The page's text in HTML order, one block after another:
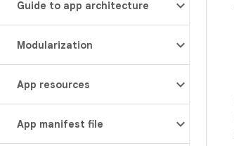
Guide to app architecture
Modularization
App resources
App manifest file